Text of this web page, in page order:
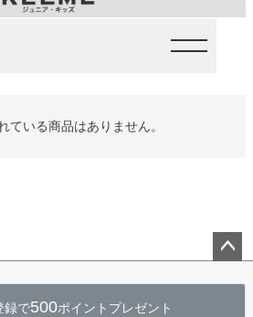
ている商品はありません。
録で500ポイントプレゼント